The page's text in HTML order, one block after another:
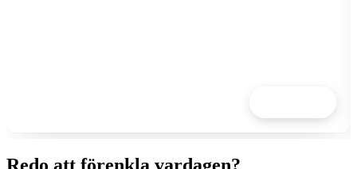
Redo att förenkla vardagen?